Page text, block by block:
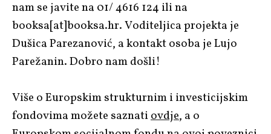
nam se javite na 01/ 4616 124 ili na
booksa[at]booksa.hr. Voditeljica projekta je
Dušica Parezanović, a kontakt osoba je Lujo
Parežanin. Dobro nam došli!
Više o Europskim strukturnim i investicijskim
fondovima možete saznatiovdje, a o